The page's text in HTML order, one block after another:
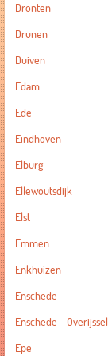
Dronten
Drunen
Duiven
Edam
Ede
Eindhoven
Elburg
Ellewoutsdijk
Elst
Emmen
Enkhuizen
Enschede
Enschede - Overijssel
Epe